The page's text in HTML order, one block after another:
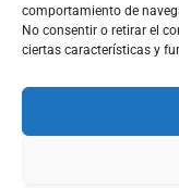
comportamiento de
No consentir o retirar el
ciertas características y